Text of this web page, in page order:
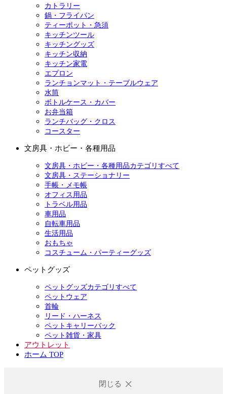
カトラリー
鍋・フライパン
ティーポット・急須
キッチンツール
キッチングッズ
キッチン収納
キッチン家電
エプロン
ランチョンマット・テーブルウェア
水筒
ボトルケース・カバー
お弁当箱
ランチバッグ・クロス
コースター
文房具・ホビー・各種用品
文房具・ホビー・各種用品カテゴリすべて
文房具・ステーショナリー
手帳・メモ帳
オフィス用品
トラベル用品
車用品
自転車用品
生活用品
おもちゃ
コスチューム・パーティーグッズ
ペットグッズ
ペットグッズカテゴリすべて
ペットウェア
首輪
リード・ハーネス
ペットキャリーバック
ペット雑貨・家具
アウトレット
ホーム TOP
閉じる